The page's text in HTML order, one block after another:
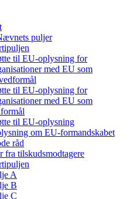
puljer
til EU-oplysning for
med EU som
til EU-oplysning for
med EU som
til EU-oplysning
om EU-formandskabet
råd
fra tilskudsmodtagere
A
B
C